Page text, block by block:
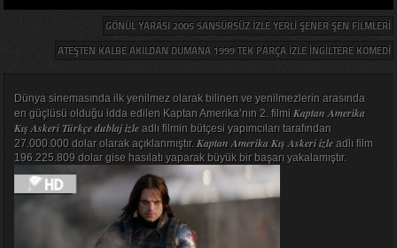
GÖNÜL YARASI 2005 SANSÜRSÜZ IZLE YERLI ŞENER ŞEN FILMLERI
ATEŞTEN KALBE AKILDAN DUMANA 1999 TEK PARÇA IZLE İNGILTERE KOMEDI
Dünya sinemasında ilk yenilmez olarak bilinen ve yenilmezlerin arasında
en güçlüsü olduğu idda edilen Kaptan Amerika’nın 2. filmi Kaptan Amerika
Kış Askeri Türkçe dublaj izleadlı filmin bütçesi yapımcıları tarafından
27.000.000 dolar olarak açıklanmıştır. Kaptan Amerika Kış Askeri izleadlı film
196.225.809 dolar gise hasılatı yaparak büyük bir başarı yakalamıştır.